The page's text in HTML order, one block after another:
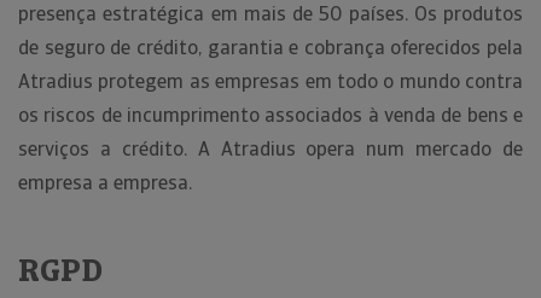
presença estratégica em mais de 50 países. Os produtos
de seguro de crédito, garantia e cobrança oferecidos pela
Atradius protegem as empresas em todo o mundo contra
os riscos de incumprimento associados à venda de bens e
serviços a crédito. A Atradius opera num mercado de
empresa a empresa.
RGPD